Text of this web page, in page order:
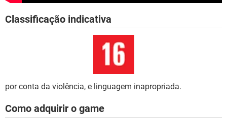
Classificação indicativa
por conta da violência, e linguagem inapropriada.
Como adquirir o game